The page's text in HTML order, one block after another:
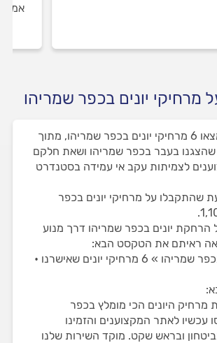
מרחיקי יונים בכפר שמריהו
באתר שלנו תמצאו 6 מרחיקי יונים בכפר שמריהו, מתוך
שהצגנו בעבר בכפר שמריהו ושאת חלקם
לצמיתות עקב אי עמידה בסטנדרט
שהתקבלו על מרחיקי יונים בכפר
יונים בכפר שמריהו דרך מנוע
ראיתם את הטקסט הבא:
הרחקת יונים בכפר שמריהו » 6 מרחיקי יונים שאישרנו •
מרחיק היונים הכי מומלץ בכפר
עכשיו לאתר המקצוענים והזמינו
ובראש שקט. מוקד השירות שלנו